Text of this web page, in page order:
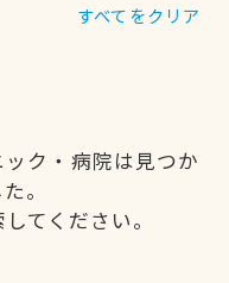
すべてをクリア
ク・病院は見つか
。
てください。